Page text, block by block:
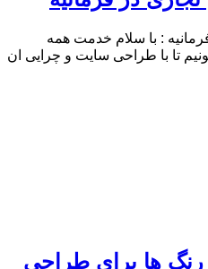
: با سلام خدمت همه
تا با طراحی سایت و چرایی ان
ها برای طراحی